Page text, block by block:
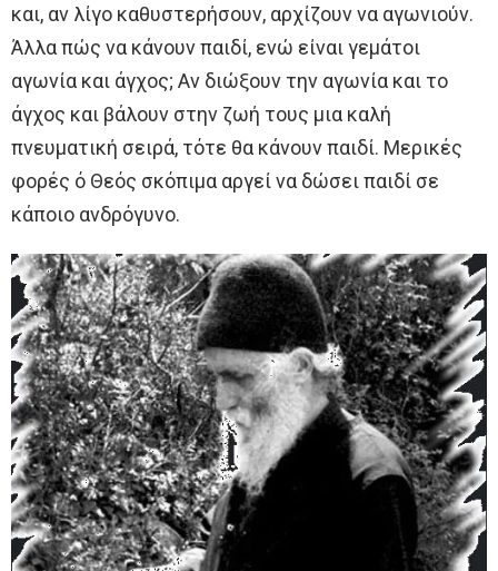
και, αν λίγο καθυστερήσουν, αρχίζουν να αγωνιούν.
Άλλα πώς να κάνουν παιδί, ενώ είναι γεμάτοι
αγωνία και άγχος; Αν διώξουν την αγωνία και το
άγχος και βάλουν στην ζωή τους μια καλή
πνευματική σειρά, τότε θα κάνουν παιδί. Μερικές
φορές ό Θεός σκόπιμα αργεί να δώσει παιδί σε
κάποιο ανδρόγυνο.